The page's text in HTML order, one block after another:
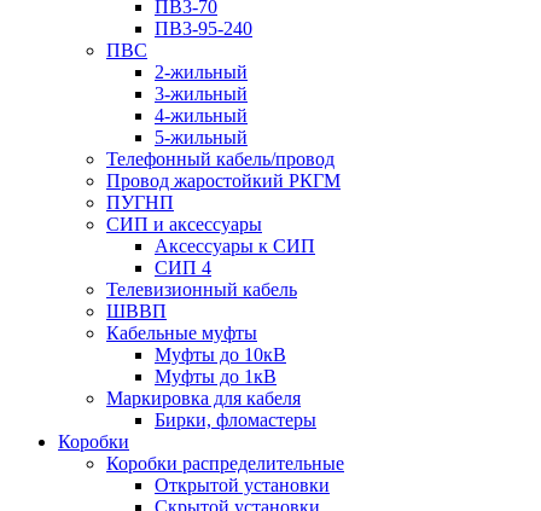
ПВ3-70
ПВ3-95-240
ПВС
2-жильный
3-жильный
4-жильный
5-жильный
Телефонный кабель/провод
Провод жаростойкий РКГМ
ПУГНП
СИП и аксессуары
Аксессуары к СИП
СИП 4
Телевизионный кабель
ШВВП
Кабельные муфты
Муфты до 10кВ
Муфты до 1кВ
Маркировка для кабеля
Бирки, фломастеры
Коробки
Коробки распределительные
Открытой установки
Скрытой установки